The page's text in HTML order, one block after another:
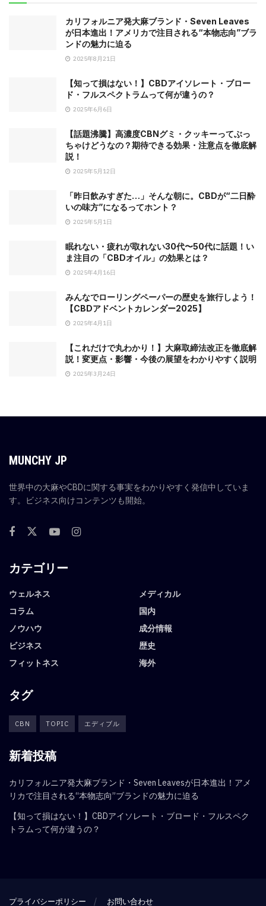
カリフォルニア発大麻ブランド・Seven Leaves
が日本進出！アメリカで注目される“本物志向”ブラ
ンドの魅力に迫る
2025年8月21日
【知って損はない！】CBDアイソレート・ブロー
ド・フルスペクトラムって何が違うの？
2025年6月6日
【話題沸騰】高濃度CBNグミ・クッキーってぶっ
ちゃけどうなの？期待できる効果・注意点を徹底解
説！
2025年5月12日
「昨日飲みすぎた…」そんな朝に。CBDが“二日酔
いの味方”になるってホント？
2025年5月1日
眠れない・疲れが取れない30代〜50代に話題！い
ま注目の「CBDオイル」の効果とは？
2025年4月16日
みんなでローリングペーパーの歴史を旅行しよう！
【CBDアドベントカレンダー2025】
2025年4月1日
【これだけで丸わかり！】大麻取締法改正を徹底解
説！変更点・影響・今後の展望をわかりやすく説明
2025年3月24日
MUNCHY JP
世界中の大麻やCBDに関する事実をわかりやすく発信中していま
す。ビジネス向けコンテンツも開始。
カテゴリー
ウェルネス
コラム
ノウハウ
ビジネス
フィットネス
メディカル
国内
成分情報
歴史
海外
タグ
CBN TOPIC エディブル
新着投稿
カリフォルニア発大麻ブランド・Seven Leavesが日本進出！アメ
リカで注目される“本物志向”ブランドの魅力に迫る
【知って損はない！】CBDアイソレート・ブロード・フルスペク
トラムって何が違うの？
プライバシーポリシー お問い合わせ